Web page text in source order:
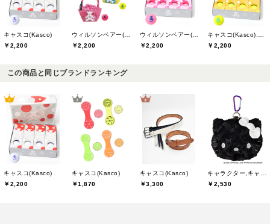
キャスコ(Kasco)
￥2,200
ウィルソンベアー(willson bear)
￥2,200
ウィルソンベアー(willson bear)
￥2,200
キャスコ(Kasco),ウィルソンベアー(willson bear)
￥2,200
この商品と同じブランドランキング
キャスコ(Kasco)
￥2,200
キャスコ(Kasco)
￥1,870
キャスコ(Kasco)
￥3,300
￥2,530